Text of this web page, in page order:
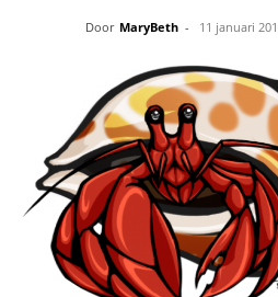
Door MaryBeth - 11 januari